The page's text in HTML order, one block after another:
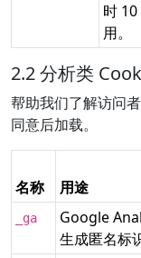
时
用。
2.2 分析类
帮助我们了解访问
同意后加载。
名称 用途
_ga
Google
生成匿名标